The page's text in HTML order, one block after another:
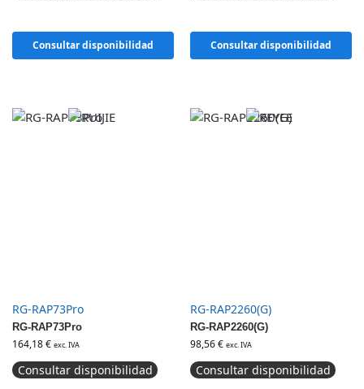
Consultar disponibilidad Consultar disponibilidad
RG-RAP73Pro
RG-RAP73Pro
164,18€ exc. IVA
Consultar disponibilidad
RG-RAP2260(G)
RG-RAP2260(G)
98,56€ exc. IVA
Consultar disponibilidad